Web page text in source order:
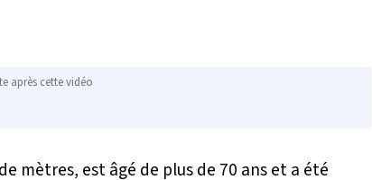
après cette vidéo
mètres, est âgé de plus de 70 ans et a été